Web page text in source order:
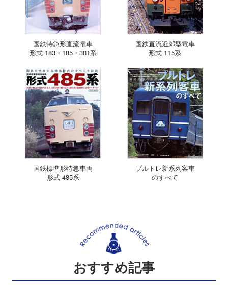
国鉄特急形直流電車
形式 183・185・381系
国鉄直流近郊型電車
形式 115系
国鉄標準形特急車両
形式 485系
ブルトレ新系列客車
のすべて
おすすめ記事